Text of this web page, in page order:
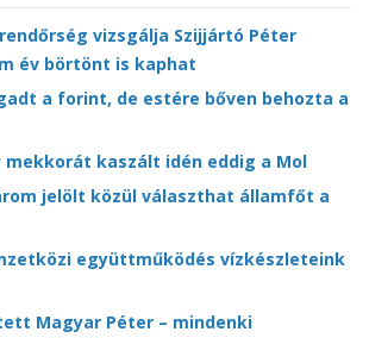
vizsgálja Szijjártó Péter
év börtönt is kaphat
a forint, de estére bőven behozta a
mekkorát kaszált idén eddig a Mol
jelölt közül választhat államfőt a
együttműködés vízkészleteink
Magyar Péter – mindenki